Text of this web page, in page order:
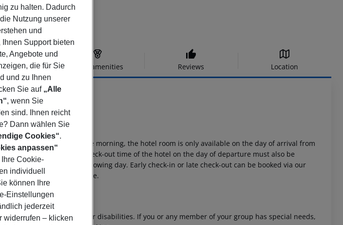
Hotel amenities Reviews Location
Binimar
3
area from 04:00 in the morning, the hotel room is only available on the day of arrival from
hotel. The official check-out time of the hotel on the day of departure must also be
until 3.00 a.m. on the following day. Early check-in or late check-out can be booked via our
and for an additional charge.
with reduced mobility or disabilities. If you or any member of your group has special needs,
zu halten. Dadurch
Nutzung unserer
und
Ihnen Support bieten
Angebote und
die für Sie
und zu Ihnen
Sie auf „Alle
, wenn Sie
sind. Ihnen reicht
Dann wählen Sie
Cookies“.
anpassen“
Cookie-
individuell
können Ihre
Einstellungen
jederzeit
widerrufen – klicken